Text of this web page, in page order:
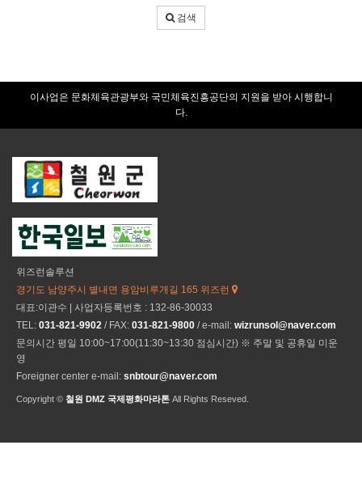
어
입
검색
이사업은 문화체육관광부와 국민체육진흥공단의 지원을 받아 시행합니
다.
위즈런솔루션
경기도 남양주시 별내면 용암비루개길 165 위즈런
대표:이관수 | 사업자등록번호 : 132-86-30033
TEL: 031-821-9902 / FAX: 031-821-9800 / e-mail: wizrunsol@naver.com
문의시간 평일 10:00~17:00(11:30~13:30 점심시간) ※ 주말 및 공휴일 미운
영
Foreigner center e-mail: snbtour@naver.com
Copyright © 철원 DMZ 국제평화마라톤 All Rights Reseved.